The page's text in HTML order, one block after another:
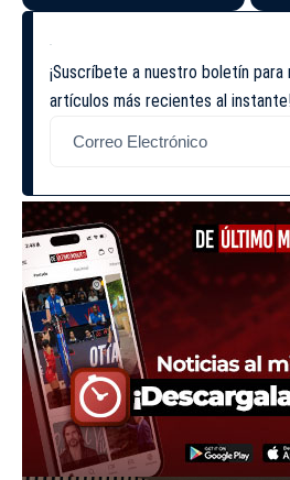
¡Suscríbete a nuestro boletín
artículos más recientes al